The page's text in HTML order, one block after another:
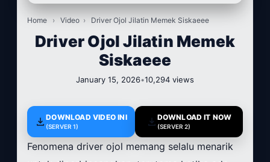
Home › Video › Driver Ojol Jilatin Memek Siskaeee
Driver Ojol Jilatin Memek
Siskaeee
January 15, 2026•10,294 views
DOWNLOAD VIDEO INI
(SERVER 1)
DOWNLOAD IT NOW
(SERVER 2)
Fenomena driver ojol memang selalu menarik